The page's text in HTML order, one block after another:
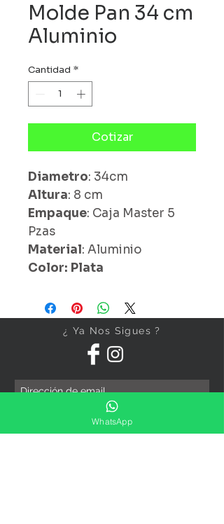
Molde Pan 34 cm
Aluminio
Cantidad *
Cotizar
Diametro: 34cm
Altura: 8 cm
Empaque: Caja Master 5
Pzas
Material: Aluminio
Color: Plata
¿ Ya Nos Sigues ?
Suscríbete ahora
WhatsApp